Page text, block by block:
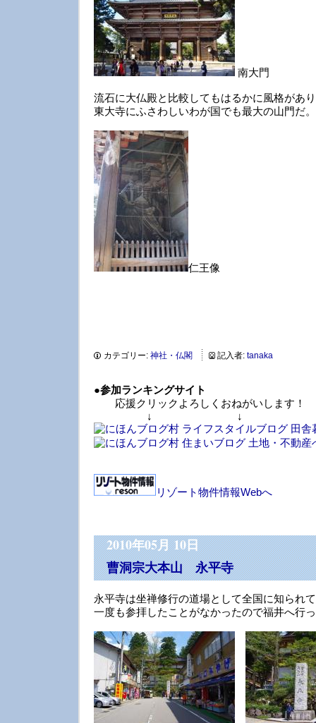
南大門
流石に大仏殿と比較してもはるかに風格があ
東大寺にふさわしいわが国でも最大の山門だ。
仁王像
カテゴリー: 神社・仏閣 記入者: tanaka
●参加ランキングサイト
応援クリックよろしくおねがいします！
↓ ↓
リゾート物件情報Webへ
2010年05月 10日
曹洞宗大本山 永平寺
永平寺は坐禅修行の道場として全国に知られ
一度も参拝したことがなかったので福井へ行